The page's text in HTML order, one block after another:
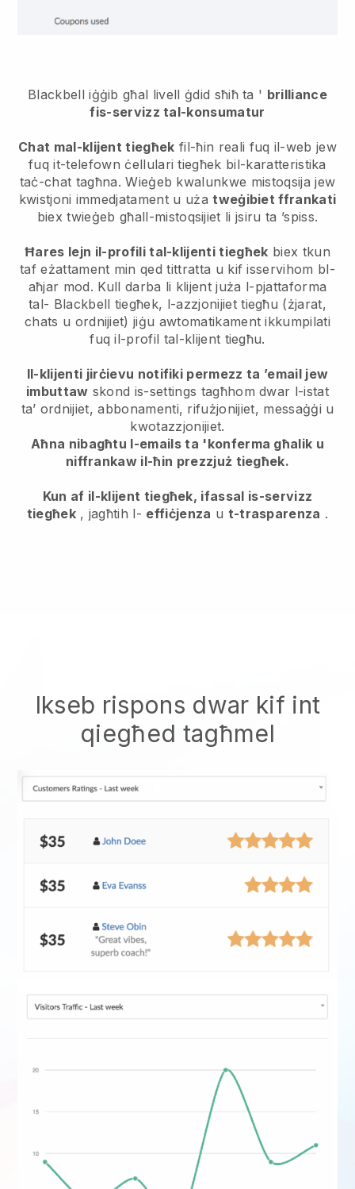
Blackbell iġġib għal livell ġdid sħiħ ta ' brilliance
fis-servizz tal-konsumatur
Chat mal-klijent tiegħek fil-ħin reali fuq il-web jew
fuq it-telefown ċellulari tiegħek bil-karatteristika
taċ-chat tagħna. Wieġeb kwalunkwe mistoqsija jew
kwistjoni immedjatament u użatweġibiet ffrankati
biex twieġeb għall-mistoqsijiet li jsiru ta ’spiss.
Ħares lejn il-profili tal-klijenti tiegħek biex tkun
taf eżattament min qed tittratta u kif isservihom bl-
aħjar mod. Kull darba li klijent juża l-pjattaforma
tal- Blackbell tiegħek, l-azzjonijiet tiegħu (żjarat,
chats u ordnijiet) jiġu awtomatikament ikkumpilati
fuq il-profil tal-klijent tiegħu.
Il-klijenti jirċievu notifiki permezz ta ’email jew
imbuttaw skond is-settings tagħhom dwar l-istat
ta’ ordnijiet, abbonamenti, rifużjonijiet, messaġġi u
kwotazzjonijiet.
Aħna nibagħtu l-emails ta 'konferma għalik u
niffrankaw il-ħin prezzjuż tiegħek.
Kun af il-klijent tiegħek, ifassal is-servizz
tiegħek, jagħtih l- effiċjenza u t-trasparenza .
Ikseb rispons dwar kif int
qiegħed tagħmel